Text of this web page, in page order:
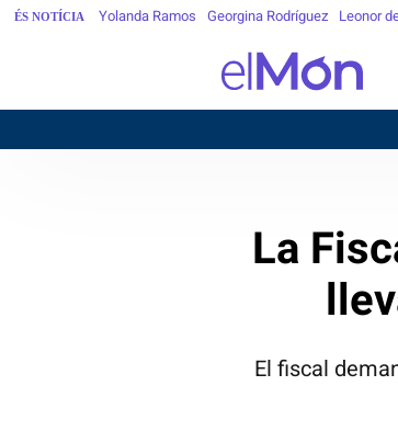
ÉS NOTÍCIA Yolanda Ramos Georgina Rodríguez Leonor
La
El fiscal